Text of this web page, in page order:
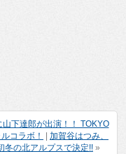
下達郎が出演！！ TOKYO
コラボ！
加賀谷はつみ、
冬の北アルプスで決定!! »